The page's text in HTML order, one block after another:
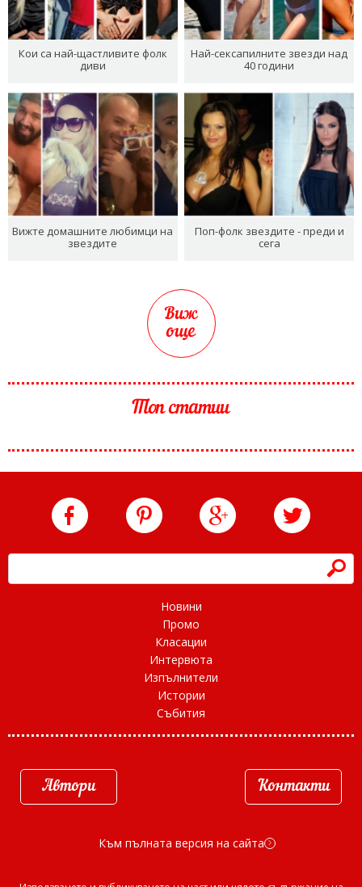
Кои са най-щастливите фолк
диви
Най-сексапилните звезди над
40 години
Вижте домашните любимци на
звездите
Поп-фолк звездите - преди и
сега
Виж
още
Топ статии
h
Новини
Промо
Класации
Интервюта
Изпълнители
Истории
Събития
Автори Контакти
Към пълната версия на сайта d